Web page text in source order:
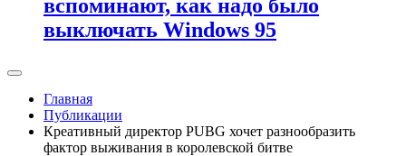
вспоминают, как надо было
выключать Windows 95
Главная
Публикации
Креативный директор PUBG хочет разнообразить
фактор выживания в королевской битве